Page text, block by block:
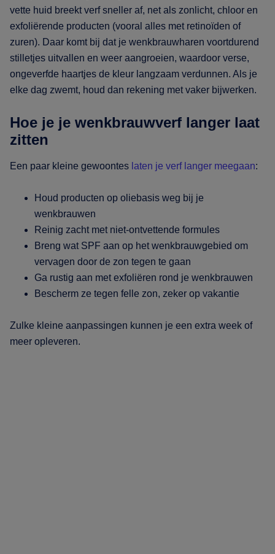
vette huid breekt verf sneller af, net als zonlicht, chloor en
exfoliërende producten (vooral alles met retinoïden of
zuren). Daar komt bij dat je wenkbrauwharen voortdurend
stilletjes uitvallen en weer aangroeien, waardoor verse,
ongeverfde haartjes de kleur langzaam verdunnen. Als je
elke dag zwemt, houd dan rekening met vaker bijwerken.
Hoe je je wenkbrauwverf langer laat
zitten
Een paar kleine gewoontes laten je verf langer meegaan:
Houd producten op oliebasis weg bij je
wenkbrauwen
Reinig zacht met niet-ontvettende formules
Breng wat SPF aan op het wenkbrauwgebied om
vervagen door de zon tegen te gaan
Ga rustig aan met exfoliëren rond je wenkbrauwen
Bescherm ze tegen felle zon, zeker op vakantie
Zulke kleine aanpassingen kunnen je een extra week of
meer opleveren.